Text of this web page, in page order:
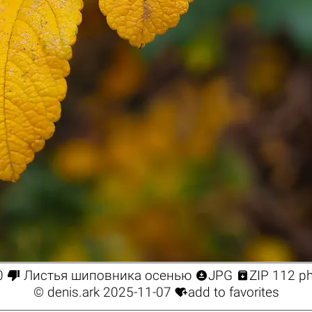
 Листья шиповника осенью JPG ZIP 112
© denis.ark2025-11-07 add to favorites